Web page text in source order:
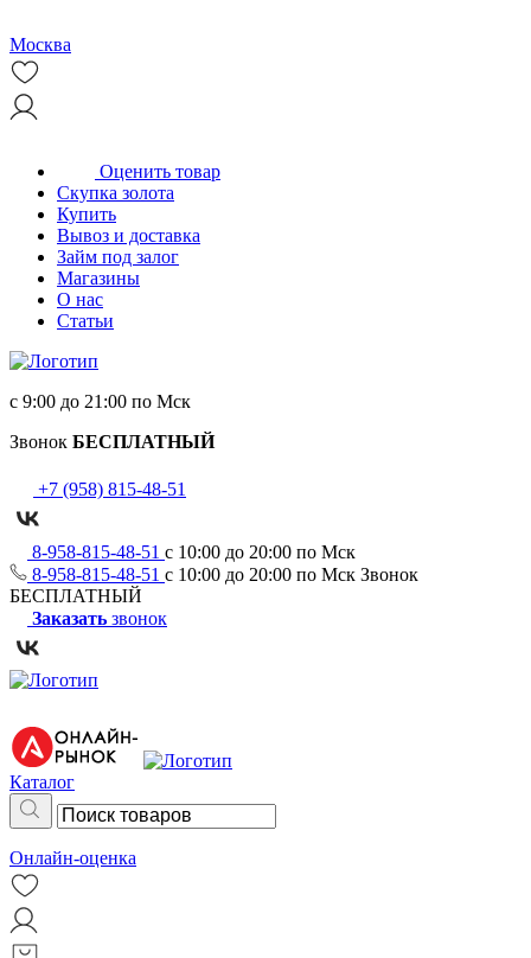
Москва
Оценить товар
Скупка золота
Купить
Вывоз и доставка
Займ под залог
Магазины
О нас
Статьи
с 9:00 до 21:00 по Мск
Звонок БЕСПЛАТНЫЙ
+7 (958) 815-48-51
8-958-815-48-51 с 10:00 до 20:00 по Мск
8-958-815-48-51 с 10:00 до 20:00 по Мск Звонок
БЕСПЛАТНЫЙ
Заказать звонок
Каталог
Онлайн-оценка